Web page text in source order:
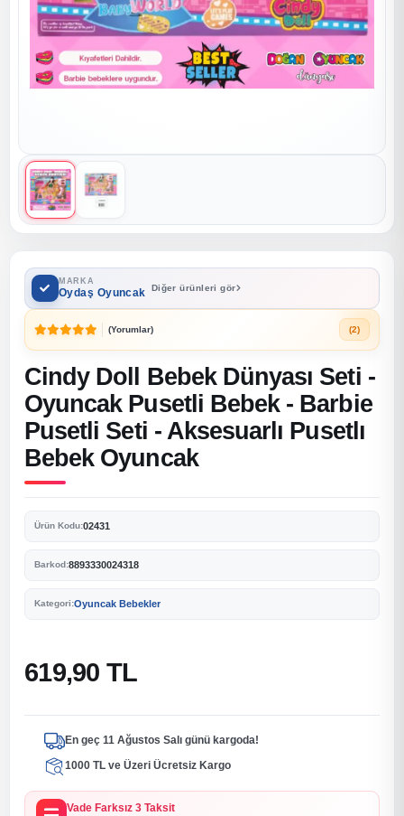
MARKA
Oydaş Oyuncak Diğer ürünleri gör
(Yorumlar) (2)
Cindy Doll Bebek Dünyası Seti -
Oyuncak Pusetli Bebek - Barbie
Pusetli Seti - Aksesuarlı Pusetlı
Bebek Oyuncak
Ürün Kodu:02431
Barkod:8893330024318
Kategori:Oyuncak Bebekler
619,90 TL
En geç 11 Ağustos Salı günü kargoda!
1000 TL ve Üzeri Ücretsiz Kargo
Vade Farksız 3 Taksit